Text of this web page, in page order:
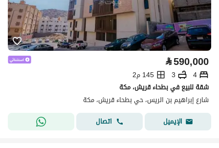
⃁590,000
4
3
145 م2
شقة للبيع في بطحاء قريش، مكة
شارع إبراهيم بن الريس، حي بطحاء قريش، مكة
الإيميل
اتصال